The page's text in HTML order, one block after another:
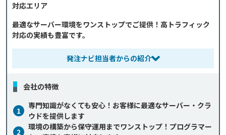
対応エリア
最適なサーバー環境をワンストップでご提供！高トラフィック
対応の実績も豊富です。
発注ナビ担当者からの紹介
会社の特徴
1
専門知識がなくても安心！お客様に最適なサーバー・クラ
ウドを提供します
2
環境の構築から保守運用までワンストップ！プログラマー